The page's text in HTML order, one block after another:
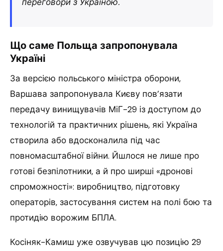
Що саме Польща запропонувала
Україні
За версією польського міністра оборони,
Варшава запропонувала Києву пов’язати
передачу винищувачів МіГ-29 із доступом до
технологій та практичних рішень, які Україна
створила або вдосконалила під час
повномасштабної війни. Йшлося не лише про
готові безпілотники, а й про ширші «дронові
спроможності»: виробництво, підготовку
операторів, застосування систем на полі бою та
протидію ворожим БПЛА.
Косіняк-Камиш уже озвучував цю позицію 29